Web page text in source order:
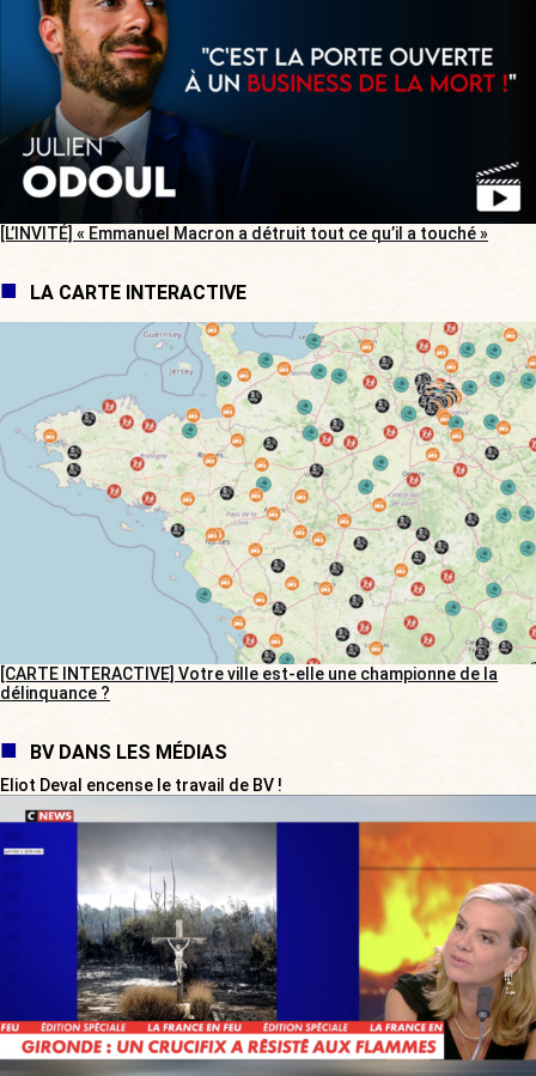
[L’INVITÉ] « Emmanuel Macron a détruit tout ce qu’il a touché »
LA CARTE INTERACTIVE
[CARTE INTERACTIVE] Votre ville est-elle une championne de la
délinquance ?
BV DANS LES MÉDIAS
Eliot Deval encense le travail de BV !